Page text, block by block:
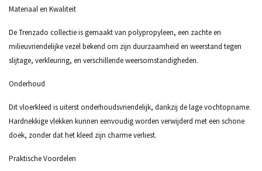
Materiaal en Kwaliteit
De Trenzado collectie is gemaakt van polypropyleen, een zachte en
milieuvriendelijke vezel bekend om zijn duurzaamheid en weerstand tegen
slijtage, verkleuring, en verschillende weersomstandigheden.
Onderhoud
Dit vloerkleed is uiterst onderhoudsvriendelijk, dankzij de lage vochtopname.
Hardnekkige vlekken kunnen eenvoudig worden verwijderd met een schone
doek, zonder dat het kleed zijn charme verliest.
Praktische Voordelen